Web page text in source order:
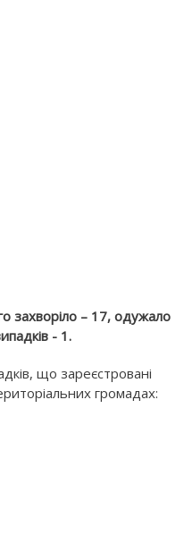
– 17, одужало
- 1.
що зареєстровані
громадах: